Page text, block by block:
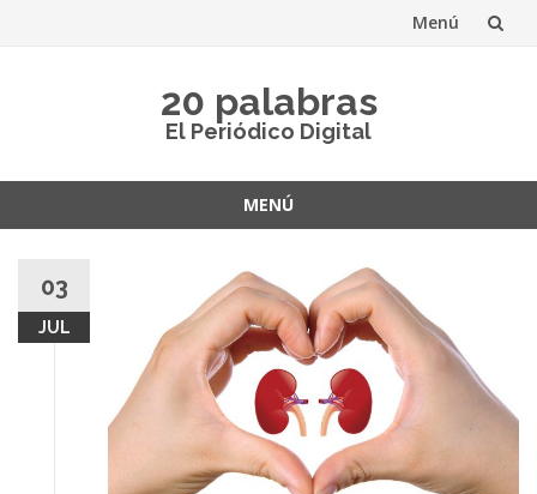
Menú
20 palabras
El Periódico Digital
MENÚ
contenido
03
JUL